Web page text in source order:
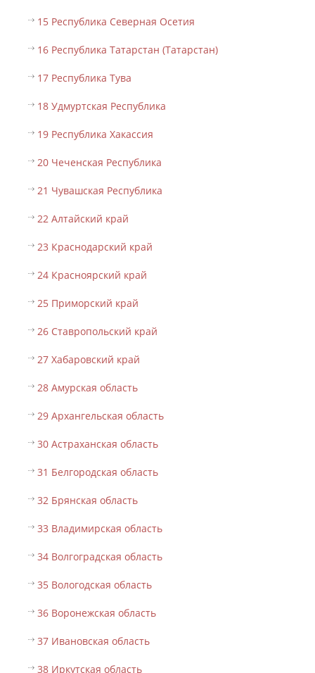
15 Республика Северная Осетия
16 Республика Татарстан (Татарстан)
17 Республика Тува
18 Удмуртская Республика
19 Республика Хакассия
20 Чеченская Республика
21 Чувашская Республика
22 Алтайский край
23 Краснодарский край
24 Красноярский край
25 Приморский край
26 Ставропольский край
27 Хабаровский край
28 Амурская область
29 Архангельская область
30 Астраханская область
31 Белгородская область
32 Брянская область
33 Владимирская область
34 Волгоградская область
35 Вологодская область
36 Воронежская область
37 Ивановская область
38 Иркутская область